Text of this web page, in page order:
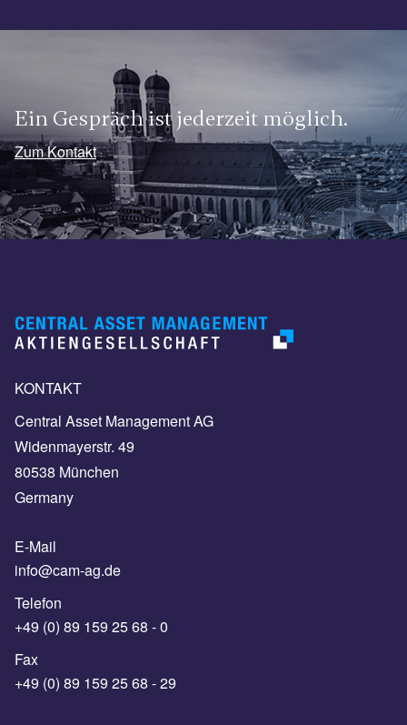
Ein Gespräch ist jederzeit möglich.
Zum Kontakt
KONTAKT
Central Asset Management AG
Widenmayerstr. 49
80538 München
Germany
E-Mail
info@cam-ag.de
Telefon
+49 (0) 89 159 25 68 - 0
Fax
+49 (0) 89 159 25 68 - 29